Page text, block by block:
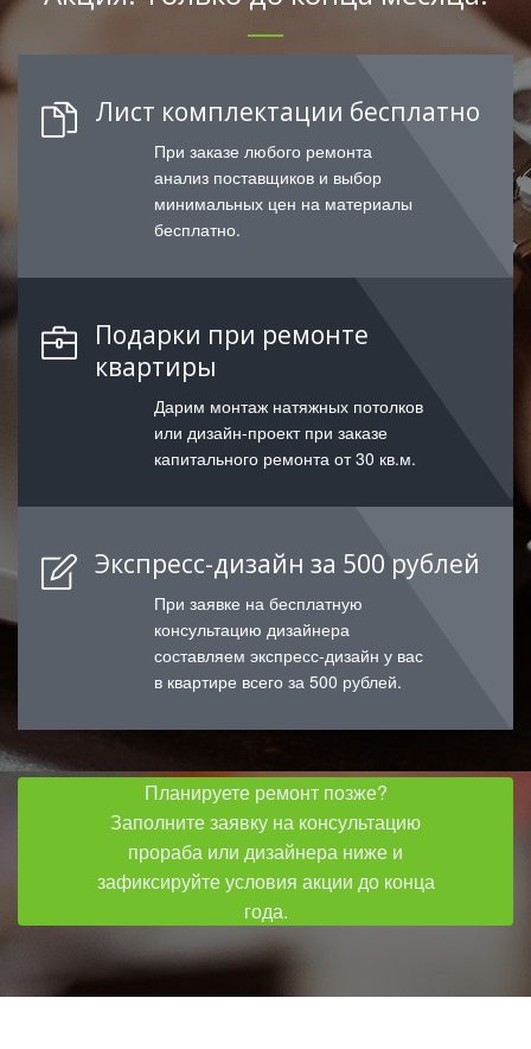
Лист комплектации бесплатно
При заказе любого ремонта
анализ поставщиков и выбор
минимальных цен на материалы
бесплатно.
Подарки при ремонте
квартиры
Дарим монтаж натяжных потолков
или дизайн-проект при заказе
капитального ремонта от 30 кв.м.
Экспресс-дизайн за 500 рублей
При заявке на бесплатную
консультацию дизайнера
составляем экспресс-дизайн у вас
в квартире всего за 500 рублей.
Планируете ремонт позже?
Заполните заявку на консультацию
прораба или дизайнера ниже и
зафиксируйте условия акции до конца
года.